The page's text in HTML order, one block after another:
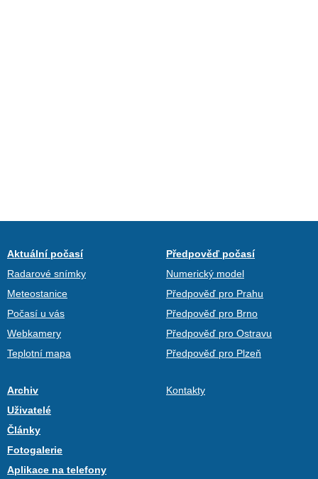
Aktuální počasí
Radarové snímky
Meteostanice
Počasí u vás
Webkamery
Teplotní mapa
Předpověď počasí
Numerický model
Předpověď pro Prahu
Předpověď pro Brno
Předpověď pro Ostravu
Předpověď pro Plzeň
Archiv
Uživatelé
Články
Fotogalerie
Aplikace na telefony
Kontakty